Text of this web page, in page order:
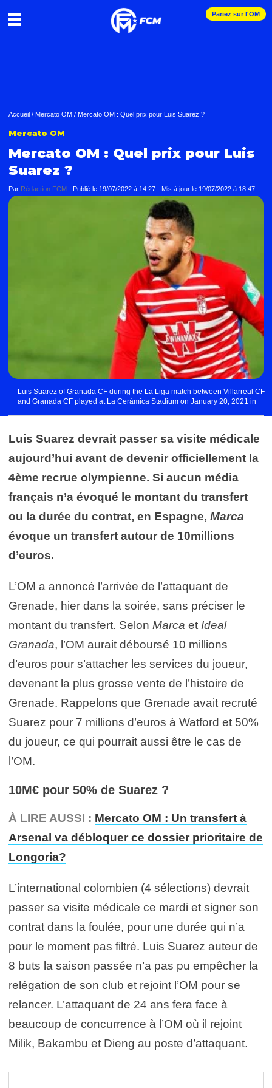
Pariez sur l'OM
Accueil / Mercato OM / Mercato OM : Quel prix pour Luis Suarez ?
Mercato OM
Mercato OM : Quel prix pour Luis
Suarez ?
Par Rédaction FCM - Publié le 19/07/2022 à 14:27 - Mis à jour le 19/07/2022 à 18:47
Luis Suarez of Granada CF during the La Liga match between Villarreal CF
and Granada CF played at La Cerámica Stadium on January 20, 2021 in
Luis Suarez devrait passer sa visite médicale
aujourd’hui avant de devenir officiellement la
4ème recrue olympienne. Si aucun média
français n’a évoqué le montant du transfert
ou la durée du contrat, en Espagne, Marca
évoque un transfert autour de 10millions
d’euros.
L’OM a annoncé l’arrivée de l’attaquant de
Grenade, hier dans la soirée, sans préciser le
montant du transfert. Selon Marca et Ideal
Granada, l’OM aurait déboursé 10 millions
d’euros pour s’attacher les services du joueur,
devenant la plus grosse vente de l’histoire de
Grenade. Rappelons que Grenade avait recruté
Suarez pour 7 millions d’euros à Watford et 50%
du joueur, ce qui pourrait aussi être le cas de
l’OM.
10M€ pour 50% de Suarez ?
À LIRE AUSSI : Mercato OM : Un transfert à
Arsenal va débloquer ce dossier prioritaire de
Longoria?
L’international colombien (4 sélections) devrait
passer sa visite médicale ce mardi et signer son
contrat dans la foulée, pour une durée qui n’a
pour le moment pas filtré. Luis Suarez auteur de
8 buts la saison passée n’a pas pu empêcher la
relégation de son club et rejoint l’OM pour se
relancer. L’attaquant de 24 ans fera face à
beaucoup de concurrence à l’OM où il rejoint
Milik, Bakambu et Dieng au poste d’attaquant.